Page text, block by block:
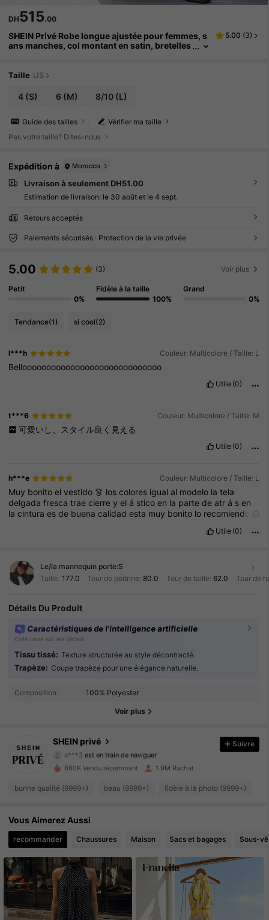
DH515.00
SHEIN Privé Robe longue ajustée pour femmes, s
ans manches, col montant en satin, bretelles
5.00 (3)
Taille US
4 (S) 6 (M) 8/10(L)
Vérifier ma taille
Guide des tailles
Pas votre taille? Dites-nous
Expédition à Morocco
Livraison à seulement DH51.00
Estimation de livraison: le 30 août et le 4 sept.
Retours acceptés
Paiements sécurisés · Protection de la vie privée
5.00 (3) Voir plus
Petit
0%
Fidèle à la taille
100%
Grand
0%
Tendance(1) si cool(2)
l***h Couleur: Multicolore / Taille: L
Bellooooooooooooooooooooooooooooo
Utile (0)
t***6 Couleur: Multicolore / Taille: M
可愛いし、スタイル良く見える
Utile (0)
h***e Couleur: Multicolore / Taille: L
Muy bonitoelvestido 👗 loscolores igual al modelo latela
delgadafrescatraecierreyel á sticoen la partede atr á sen
lacinturaesde buenacalidadesta muy bonito lo recomiendo
❤️❤️❤️❤️❤️❤️❤️❤️❤️❤️❤️❤️❤️❤️❤️❤️❤️❤️❤️❤️❤️❤️❤️❤️❤️Utile (0)
Le/la mannequin porte:S
Taille: 177.0 Tour de poitrine: 80.0 Tour de taille: 62.0 Tour de
Détails Du Produit
Caractéristiques de l'intelligence artificielle
Créé basé sur les détails
Tissu tissé: Texture structurée au style décontracté.
Trapèze: Coupe trapèze pour une élégance naturelle.
Composition: 100% Polyester
Voir plus
SHEIN privé
1.1M Suiveurs
a***3 est en train de naviguer
4.93
1.1M Suiveurs
4.93 1.1M Suiveurs
4.93 1.1M Suiveurs
4.93
4.93 1.1M Suiveurs
4.93 1.1M Suiveurs
Suivre
860K Vendu récemment 1.9M Rachat
bonne qualité (9999+) beau (9999+) fidèle à la photo (9999+)
Vous Aimerez Aussi
recommander Chaussures Maison Sacs et bagages Sous-